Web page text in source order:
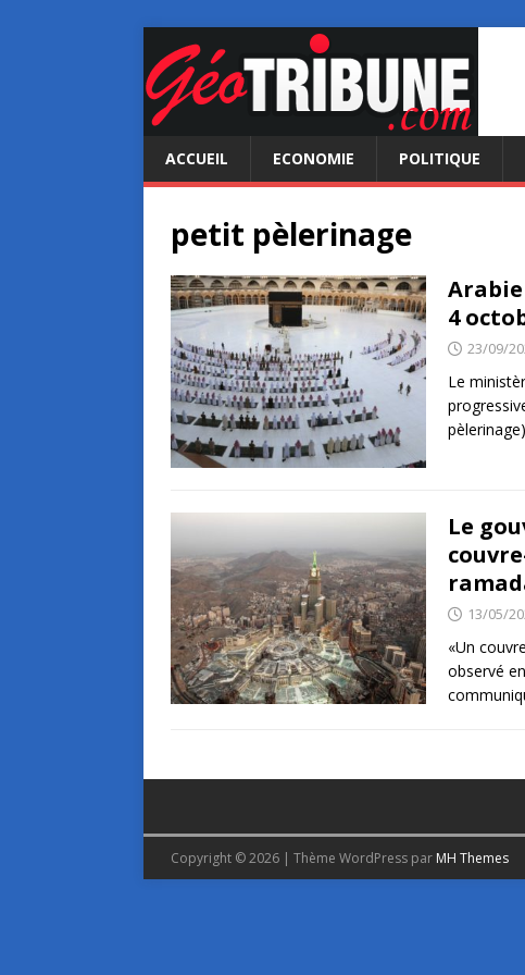
ACCUEIL ECONOMIE POLITIQUE
petit pèlerinage
4
23/09/
Le
Le
13/05/
«Un
observé
Copyright © 2026 | Thème WordPress par MH Themes